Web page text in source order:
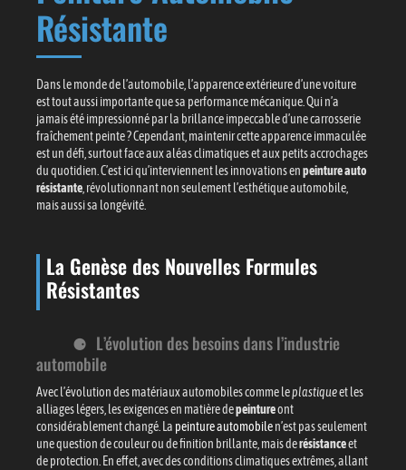
Résistante
Dans le monde de l’automobile, l’apparence extérieure d’une voiture
est tout aussi importante que sa performance mécanique. Qui n’a
jamais été impressionné par la brillance impeccable d’une carrosserie
fraîchement peinte ? Cependant, maintenir cette apparence immaculée
est un défi, surtout face aux aléas climatiques et aux petits accrochages
du quotidien. C’est ici qu’interviennent les innovations enpeinture auto
résistante, révolutionnant non seulement l’esthétique automobile,
mais aussi sa longévité.
La Genèse des Nouvelles Formules
Résistantes
L’évolution des besoins dans l’industrie
automobile
Avec l’évolution des matériaux automobiles comme leplastiqueet les
alliages légers, les exigences en matière depeintureont
considérablement changé. La peinture automobilen’est pas seulement
une question de couleur ou de finition brillante, mais derésistanceet
de protection. En effet, avec des conditions climatiques extrêmes, allant